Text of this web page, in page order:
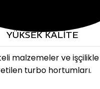
YÜKSEK KALİTE
malzemeler ve işçilikle
turbo hortumları.